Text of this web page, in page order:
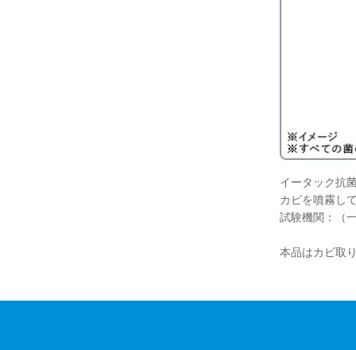
イータック抗
カビを噴霧し
試験機関：（
本品はカビ取